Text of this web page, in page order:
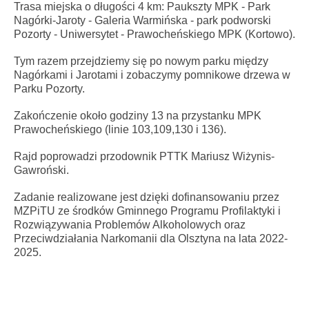
Trasa miejska o długości 4 km: Paukszty MPK - Park
Nagórki-Jaroty - Galeria Warmińska - park podworski
Pozorty - Uniwersytet - Prawocheńskiego MPK (Kortowo).
Tym razem przejdziemy się po nowym parku między
Nagórkami i Jarotami i zobaczymy pomnikowe drzewa w
Parku Pozorty.
Zakończenie około godziny 13 na przystanku MPK
Prawocheńskiego (linie 103,109,130 i 136).
Rajd poprowadzi przodownik PTTK Mariusz Wiżynis-
Gawroński.
Zadanie realizowane jest dzięki dofinansowaniu przez
MZPiTU ze środków Gminnego Programu Profilaktyki i
Rozwiązywania Problemów Alkoholowych oraz
Przeciwdziałania Narkomanii dla Olsztyna na lata 2022-
2025.